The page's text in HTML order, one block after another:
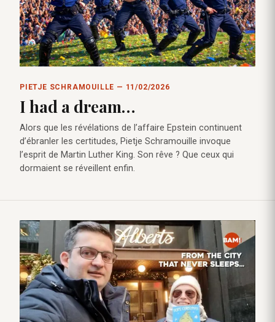
PIETJE SCHRAMOUILLE — 11/02/2026
I had a dream…
Alors que les révélations de l’affaire Epstein continuent
d’ébranler les certitudes, Pietje Schramouille invoque
l’esprit de Martin Luther King. Son rêve ? Que ceux qui
dormaient se réveillent enfin.